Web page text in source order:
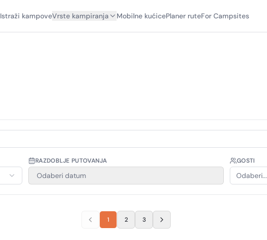
Istraži kampoveVrste kampiranja Mobilne kućicePlaner ruteFor Campsites
RAZDOBLJE PUTOVANJA
Odaberi datum
GOSTI
Odaberi...
1 2 3